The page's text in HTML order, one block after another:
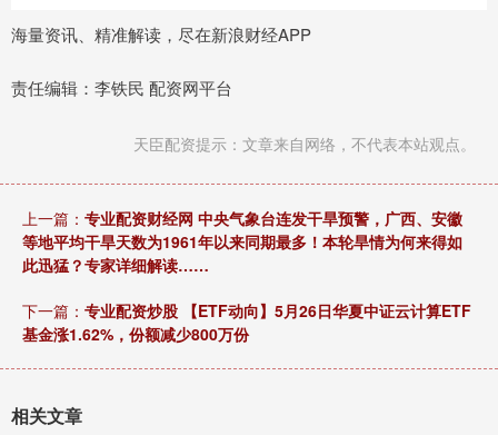
海量资讯、精准解读，尽在新浪财经APP
责任编辑：李铁民 配资网平台
天臣配资提示：文章来自网络，不代表本站观点。
上一篇： 专业配资财经网 中央气象台连发干旱预警，广西、安徽
等地平均干旱天数为1961年以来同期最多！本轮旱情为何来得如
此迅猛？专家详细解读……
下一篇： 专业配资炒股 【ETF动向】5月26日华夏中证云计算ETF
基金涨1.62%，份额减少800万份
相关文章